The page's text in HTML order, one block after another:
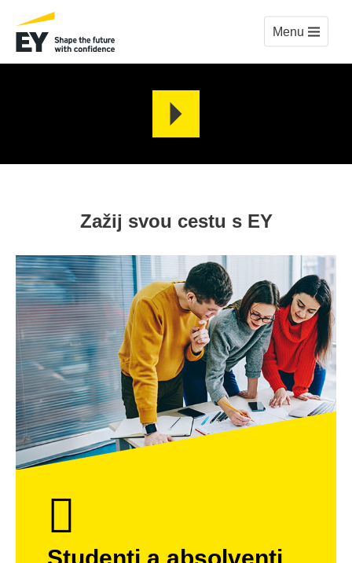
Menu
Zažij svou cestu s EY